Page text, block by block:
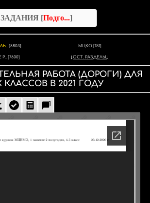
ЗАДАНИЯ [Подго...]
[8803] МЦКО [151]
Р.. [7600] ОСТ. РАЗДЕЛЫ
РАБОТА (ДОРОГИ) ДЛЯ
КЛАССОВ В 2021 ГОДУ